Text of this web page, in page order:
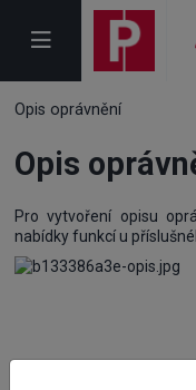
Opis oprávnění
Opis
Pro vytvoření opisu
nabídky funkcí u